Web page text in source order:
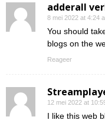
adderall
8 mei 2022 at 4:24
You should
blogs on the
Reageer
12 mei 2022 at
I like this web